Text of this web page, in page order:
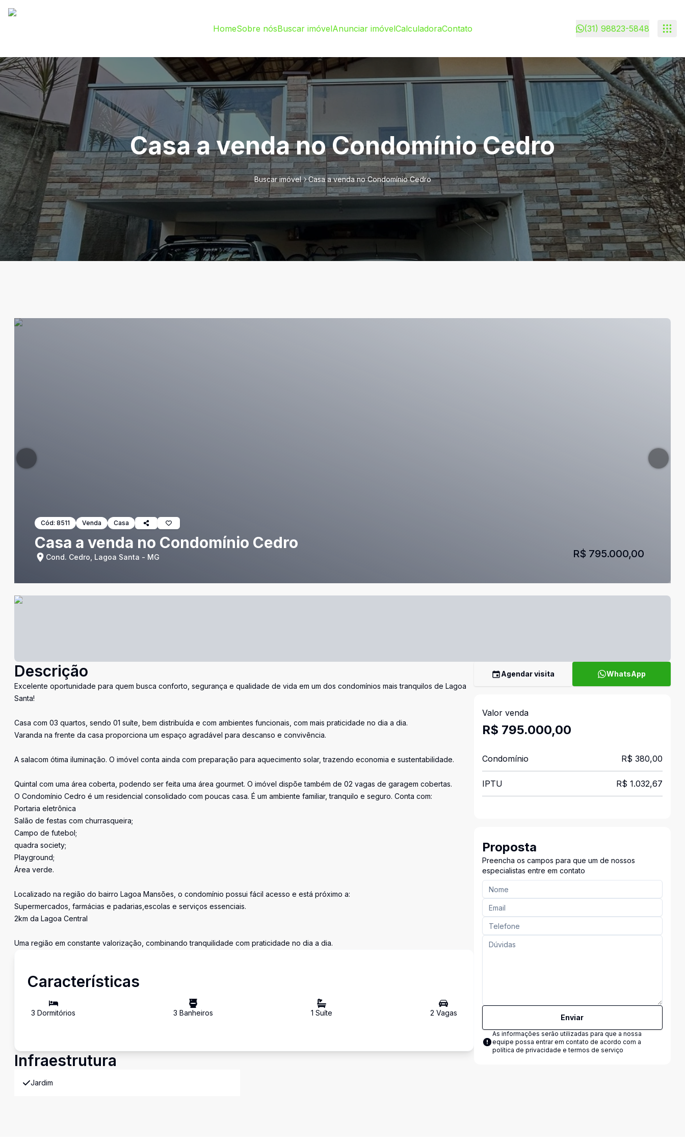
HomeSobre nósBuscar imóvelAnunciar imóvelCalculadoraContato (31) 98823-5848
Casa a venda no Condomínio Cedro
Buscar imóvel Casa a venda no Condomínio Cedro
Cód: 8511 Venda Casa
Casa a venda no Condomínio Cedro
Cond. Cedro, Lagoa Santa - MG R$ 795.000,00
Descrição
Excelente oportunidade para quem busca conforto, segurança e qualidade de vida em um dos condomínios mais tranquilos de Lagoa
Santa!
Casa com 03 quartos, sendo 01 suíte, bem distribuída e com ambientes funcionais, com mais praticidade no dia a dia.
Varanda na frente da casa proporciona um espaço agradável para descanso e convivência.
A salacom ótima iluminação. O imóvel conta ainda com preparação para aquecimento solar, trazendo economia e sustentabilidade.
Quintal com uma área coberta, podendo ser feita uma área gourmet. O imóvel dispõe também de 02 vagas de garagem cobertas.
O Condomínio Cedro é um residencial consolidado com poucas casa. É um ambiente familiar, tranquilo e seguro. Conta com:
Portaria eletrônica
Salão de festas com churrasqueira;
Campo de futebol;
quadra society;
Playground;
Área verde.
Localizado na região do bairro Lagoa Mansões, o condomínio possui fácil acesso e está próximo a:
Supermercados, farmácias e padarias,escolas e serviços essenciais.
2km da Lagoa Central
Uma região em constante valorização, combinando tranquilidade com praticidade no dia a dia.
Características
3 Dormitórios 3 Banheiros 1 Suíte 2 Vagas
Infraestrutura
Jardim
Agendar visita WhatsApp
Valor venda
R$ 795.000,00
Condomínio R$ 380,00
IPTU R$ 1.032,67
Proposta
Preencha os campos para que um de nossos
especialistas entre em contato
Enviar
As informações serão utilizadas para que a nossa
equipe possa entrar em contato de acordo com a
política de privacidade e termos de serviço